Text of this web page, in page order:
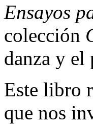
Ensayos
colección
danza y el
Este libro
que nos